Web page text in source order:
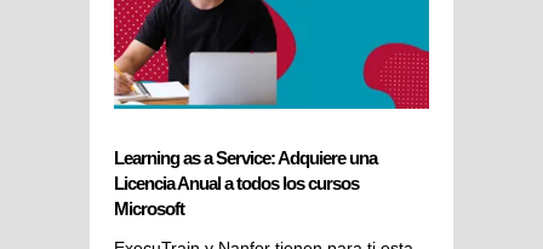
Learning as a Service: Adquiere una
Licencia Anual a todos los cursos
Microsoft